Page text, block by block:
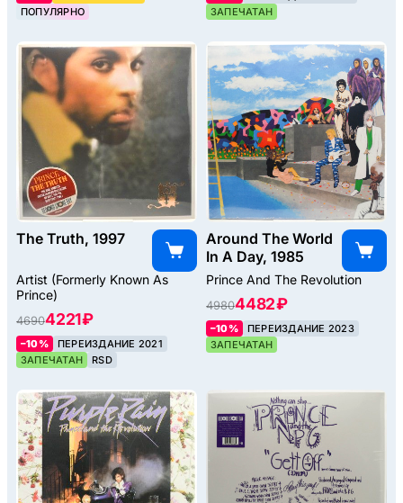
ПОПУЛЯРНО
ЗАПЕЧАТАН
The Truth, 1997
Artist (Formerly Known As
Prince)
46904221 ₽
–10%
ПЕРЕИЗДАНИЕ 2021
ЗАПЕЧАТАН
RSD
Around The World
In A Day, 1985
Prince And The Revolution
49804482 ₽
–10%
ПЕРЕИЗДАНИЕ 2023
ЗАПЕЧАТАН